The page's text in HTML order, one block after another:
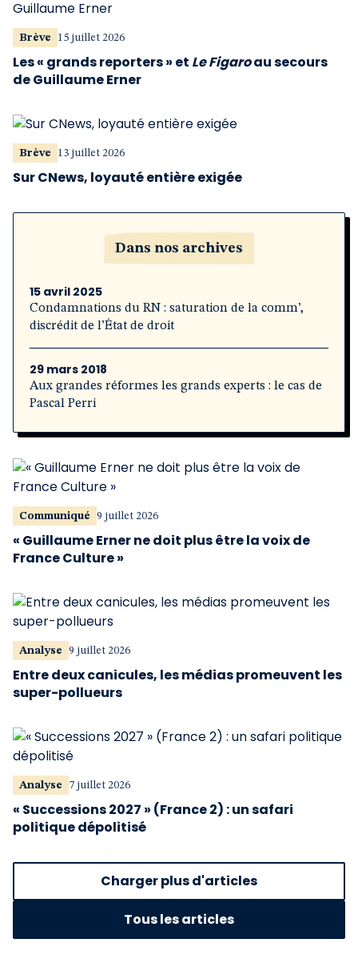
Brève 15 juillet 2026
Les « grands reporters » et Le Figaroau secours
de Guillaume Erner
Brève 13 juillet 2026
Sur CNews, loyauté entière exigée
Dans nos archives
15 avril 2025
Condamnations du RN : saturation de la comm’,
discrédit de l’État de droit
29 mars 2018
Aux grandes réformes les grands experts : le cas de
Pascal Perri
Communiqué 9 juillet 2026
« Guillaume Erner ne doit plus être la voix de
France Culture »
Analyse 9 juillet 2026
Entre deux canicules, les médias promeuvent les
super-pollueurs
Analyse 7 juillet 2026
« Successions 2027 » (France 2) : un safari
politique dépolitisé
Charger plus d'articles
Tous les articles